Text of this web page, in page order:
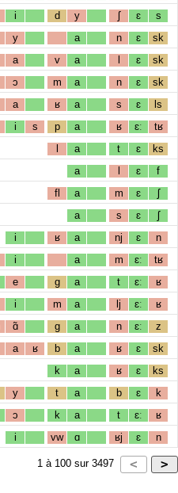
i d y ʃ ɛ s
y a n ɛ sk
a v a l ɛ sk
ɔ m a n ɛ sk
a ʁ a s ɛ ls
i s p a ʁ ɛː tʁ
l a t ɛ ks
a l ɛ f
fl a m ɛ ʃ
a s ɛ ʃ
i ʁ a nj ɛ n
i a m ɛː tʁ
e g a t ɛː ʁ
i m a lj ɛː ʁ
ɑ̃ g a n ɛː z
a ʁ b a ʁ ɛ sk
k a ʁ ɛ ks
y t a b ɛ k
ɔ k a t ɛː ʁ
i vw ɑ ʁj ɛ n
1 à 100 sur 3497